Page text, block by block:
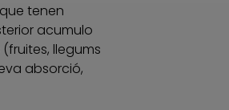
tenen
acumulo
llegums
absorció,